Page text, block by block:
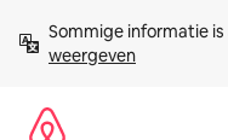
direct
naar
Sommige informatie
weergeven